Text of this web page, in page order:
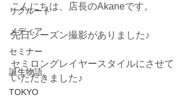
リクルート
メディア
セミナー
誕生物語
TOKYO
こんにちは、店長のAkaneです。
先日シーズン撮影がありました♪
セミロングレイヤースタイルにさせて
いただきました♪